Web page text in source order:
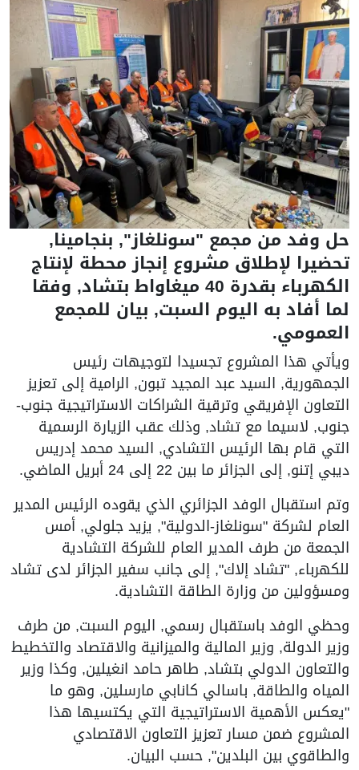
حل وفد من مجمع "سونلغاز", بنجامينا,
تحضيرا لإطلاق مشروع إنجاز محطة لإنتاج
الكهرباء بقدرة 40 ميغاواط بتشاد, وفقا
لما أفاد به اليوم السبت, بيان للمجمع
العمومي.
ويأتي هذا المشروع تجسيدا لتوجيهات رئيس
الجمهورية, السيد عبد المجيد تبون, الرامية إلى تعزيز
التعاون الإفريقي وترقية الشراكات الاستراتيجية جنوب-
جنوب, لاسيما مع تشاد, وذلك عقب الزيارة الرسمية
التي قام بها الرئيس التشادي, السيد محمد إدريس
ديبي إتنو, إلى الجزائر ما بين 22 إلى 24 أبريل الماضي.
وتم استقبال الوفد الجزائري الذي يقوده الرئيس المدير
العام لشركة "سونلغاز-الدولية", يزيد جلولي, أمس
الجمعة من طرف المدير العام للشركة التشادية
للكهرباء, "تشاد إلاك", إلى جانب سفير الجزائر لدى تشاد
ومسؤولين من وزارة الطاقة التشادية.
وحظي الوفد باستقبال رسمي, اليوم السبت, من طرف
وزير الدولة, وزير المالية والميزانية والاقتصاد والتخطيط
والتعاون الدولي بتشاد, طاهر حامد انغيلين, وكذا وزير
المياه والطاقة, باسالي كانابي مارسلين, وهو ما
"يعكس الأهمية الاستراتيجية التي يكتسيها هذا
المشروع ضمن مسار تعزيز التعاون الاقتصادي
والطاقوي بين البلدين", حسب البيان.